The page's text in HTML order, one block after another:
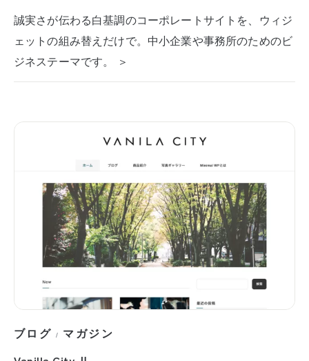
誠実さが伝わる白基調のコーポレートサイトを、ウィジ
ェットの組み替えだけで。中小企業や事務所のためのビ
ジネステーマです。 ＞
ブログ / マガジン